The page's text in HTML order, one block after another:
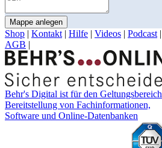
Mappe anlegen
Shop | Kontakt | Hilfe | Videos | Podcast |
AGB |
Behr's Digital ist für den Geltungsbereich
Bereitstellung von Fachinformationen,
Software und Online-Datenbanken